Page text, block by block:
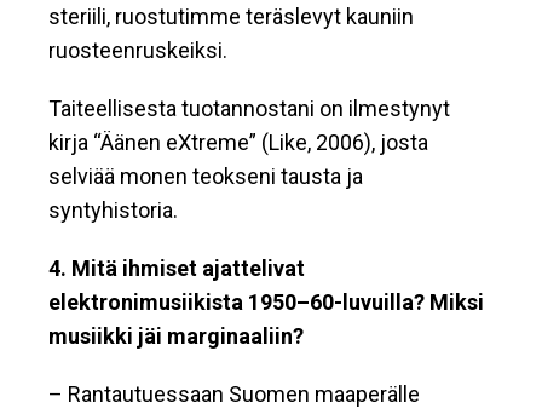
steriili, ruostutimme teräslevyt kauniin
ruosteenruskeiksi.
Taiteellisesta tuotannostani on ilmestynyt
kirja “Äänen eXtreme” (Like, 2006), josta
selviää monen teokseni tausta ja
syntyhistoria.
4. Mitä ihmiset ajattelivat
elektronimusiikista 1950–60-luvuilla? Miksi
musiikki jäi marginaaliin?
– Rantautuessaan Suomen maaperälle